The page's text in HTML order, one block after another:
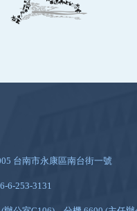
台南市永康區南台街一號
6-253-3131